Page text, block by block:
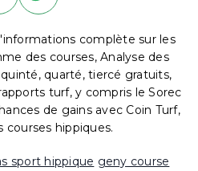
complète sur les
des courses, Analyse des
quarté, tiercé gratuits,
turf, y compris le Sorec
de gains avec Coin Turf,
courses hippiques.
sport hippique geny course